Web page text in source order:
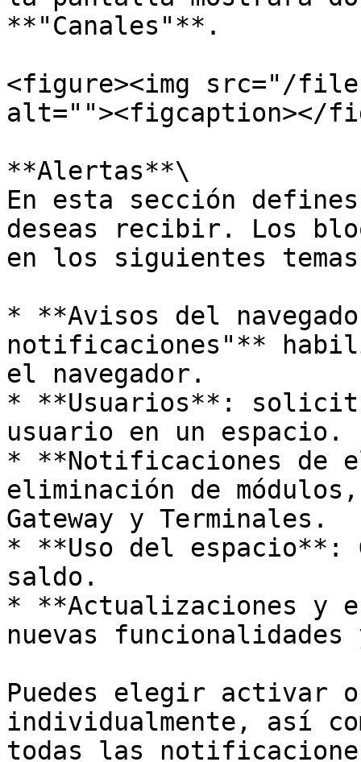
**"Canales"**.
<figure><img src="/files/
alt=""><figcaption></
**Alertas**\
En esta sección
deseas recibir. Los
en los siguientes
* **Avisos del
notificaciones"**
el navegador.
* **Usuarios**:
usuario en un espacio.
* **Notificaciones de
eliminación de
Gateway y Terminales.
* **Uso del espacio**:
saldo.
* **Actualizaciones y
nuevas
Puedes elegir activar
individualmente, así
todas las